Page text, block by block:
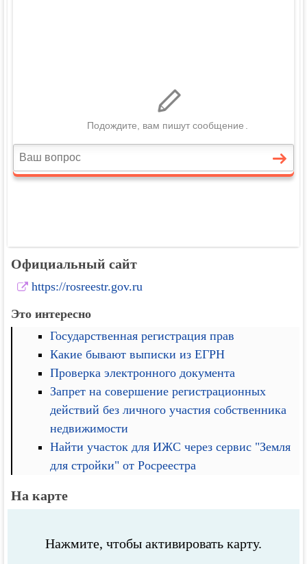
Официальный сайт
https://rosreestr.gov.ru
Это интересно
Государственная регистрация прав
Какие бывают выписки из ЕГРН
Проверка электронного документа
Запрет на совершение регистрационных
действий без личного участия собственника
недвижимости
Найти участок для ИЖС через сервис "Земля
для стройки" от Росреестра
На карте
Нажмите, чтобы активировать карту.